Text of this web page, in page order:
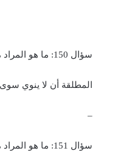
سؤال 150: ما هو المراد من نية القربة المطلقة، وما الفرق بينها وبين المقيدة؟
المطلقة أن لا ينوي سوى
–
سؤال 151: ما هو المراد من نية رجاء المطلوبية؟